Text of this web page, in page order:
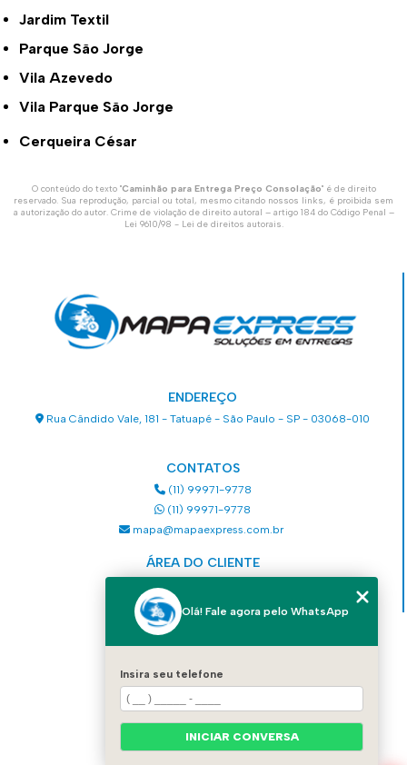
Jardim Textil
Parque São Jorge
Vila Azevedo
Vila Parque São Jorge
Cerqueira César
O conteúdo do texto "Caminhão para Entrega Preço Consolação" é de direito
reservado. Sua reprodução, parcial ou total, mesmo citando nossos links, é proibida sem
a autorização do autor. Crime de violação de direito autoral – artigo 184 do Código Penal –
Lei 9610/98 - Lei de direitos autorais.
ENDEREÇO
Rua Cândido Vale, 181 - Tatuapé - São Paulo - SP - 03068-010
CONTATOS
(11) 99971-9778
(11) 99971-9778
mapa@mapaexpress.com.br
ÁREA DO CLIENTE
QUEM SOMOS
CONTATO
Olá! Fale agora pelo WhatsApp
Insira seu telefone
INICIAR CONVERSA